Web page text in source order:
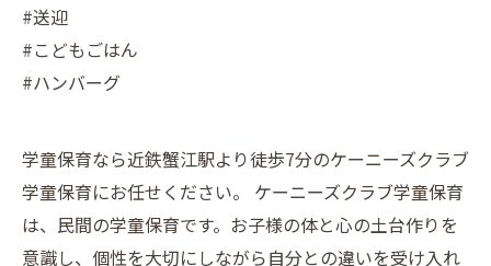
#送迎
#こどもごはん
#ハンバーグ
学童保育なら近鉄蟹江駅より徒歩7分のケーニーズクラブ
学童保育にお任せください。 ケーニーズクラブ学童保育
は、民間の学童保育です。お子様の体と心の土台作りを
意識し、個性を大切にしながら自分との違いを受け入れ